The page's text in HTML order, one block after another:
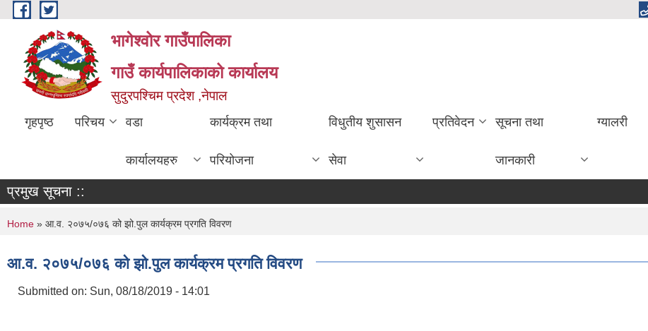
Skip to main content
भागेश्वोर गाउँपालिका
गाउँ कार्यपालिकाको कार्यालय
सुदुरपश्चिम प्रदेश ,नेपाल
गृहपृष्ठ परिचय वडा
कार्यालयहरु
कार्यक्रम तथा
परियोजना
विधुतीय शुसासन
सेवा
प्रतिवेदन सूचना तथा
जानकारी
ग्यालरी
प्रमुख सूचना ::
You are here
Home » आ.व. २०७५/०७६ को झो.पुल कार्यक्रम प्रगति विवरण
आ.व. २०७५/०७६ को झो.पुल कार्यक्रम प्रगति विवरण
Submitted on: Sun, 08/18/2019 - 14:01